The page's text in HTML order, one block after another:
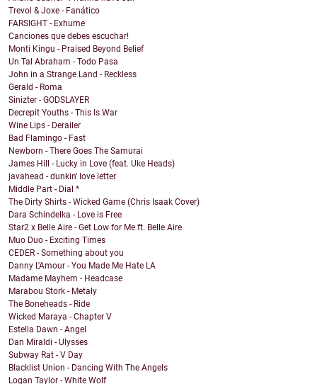
Trevol & Joxe - Fanático
FARSIGHT - Exhume
Canciones que debes escuchar!
Monti Kingu - Praised Beyond Belief
Un Tal Abraham - Todo Pasa
John in a Strange Land - Reckless
Gerald - Roma
Sinizter - GODSLAYER
Decrepit Youths - This Is War
Wine Lips - Derailer
Bad Flamingo - Fast
Newborn - There Goes The Samurai
James Hill - Lucky in Love (feat. Uke Heads)
javahead - dunkin' love letter
Middle Part - Dial *
The Dirty Shirts - Wicked Game (Chris Isaak Cover)
Dara Schindelka - Love is Free
Star2 x Belle Aire - Get Low for Me ft. Belle Aire
Muo Duo - Exciting Times
CEDER - Something about you
Danny L'Amour - You Made Me Hate LA
Madame Mayhem - Headcase
Marabou Stork - Metaly
The Boneheads - Ride
Wicked Maraya - Chapter V
Estella Dawn - Angel
Dan Miraldi - Ulysses
Subway Rat - V Day
Blacklist Union - Dancing With The Angels
Logan Taylor - White Wolf